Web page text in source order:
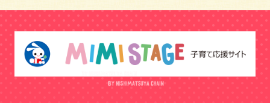
反抗期 双胎妊娠 便秘 うなぎ 乳幼児
抜け毛 おしゃれ 目 風邪
陣痛バッグ